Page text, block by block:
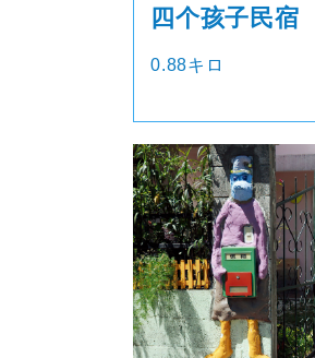
四个孩子民宿
0.88キロ